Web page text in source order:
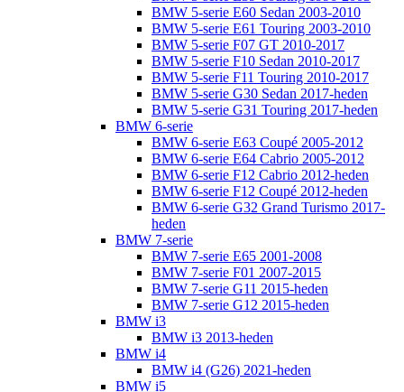
BMW 5-serie E60 Sedan 2003-2010
BMW 5-serie E61 Touring 2003-2010
BMW 5-serie F07 GT 2010-2017
BMW 5-serie F10 Sedan 2010-2017
BMW 5-serie F11 Touring 2010-2017
BMW 5-serie G30 Sedan 2017-heden
BMW 5-serie G31 Touring 2017-heden
BMW 6-serie
BMW 6-serie E63 Coupé 2005-2012
BMW 6-serie E64 Cabrio 2005-2012
BMW 6-serie F12 Cabrio 2012-heden
BMW 6-serie F12 Coupé 2012-heden
BMW 6-serie G32 Grand Turismo 2017-
heden
BMW 7-serie
BMW 7-serie E65 2001-2008
BMW 7-serie F01 2007-2015
BMW 7-serie G11 2015-heden
BMW 7-serie G12 2015-heden
BMW i3
BMW i3 2013-heden
BMW i4
BMW i4 (G26) 2021-heden
BMW i5